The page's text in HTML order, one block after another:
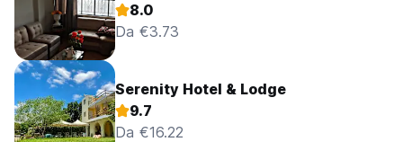
8.0
Da €3.73
Serenity Hotel & Lodge
9.7
Da €16.22